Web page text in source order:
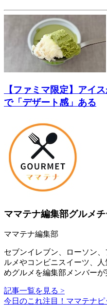
【ファミマ限定】アイ
で「デザート感」ある
ママテナ編集部グルメ
ママテナ編集部
セブンイレブン、ローソン
ルメやコンビニスイーツ、
めグルメを編集部メンバーが
記事一覧を見る >
今日のこれ注目！ママテナ